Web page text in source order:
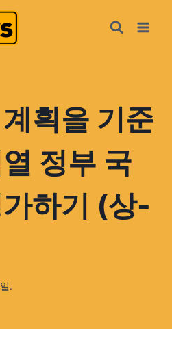
획을 기준
정부 국
하기 (상-
.